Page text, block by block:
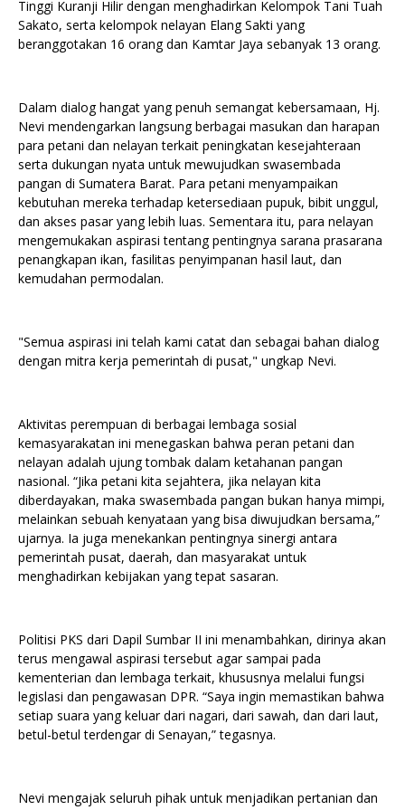
Tinggi Kuranji Hilir dengan menghadirkan Kelompok Tani Tuah
Sakato, serta kelompok nelayan Elang Sakti yang
beranggotakan 16 orang dan Kamtar Jaya sebanyak 13 orang.
Dalam dialog hangat yang penuh semangat kebersamaan, Hj.
Nevi mendengarkan langsung berbagai masukan dan harapan
para petani dan nelayan terkait peningkatan kesejahteraan
serta dukungan nyata untuk mewujudkan swasembada
pangan di Sumatera Barat. Para petani menyampaikan
kebutuhan mereka terhadap ketersediaan pupuk, bibit unggul,
dan akses pasar yang lebih luas. Sementara itu, para nelayan
mengemukakan aspirasi tentang pentingnya sarana prasarana
penangkapan ikan, fasilitas penyimpanan hasil laut, dan
kemudahan permodalan.
"Semua aspirasi ini telah kami catat dan sebagai bahan dialog
dengan mitra kerja pemerintah di pusat," ungkap Nevi.
Aktivitas perempuan di berbagai lembaga sosial
kemasyarakatan ini menegaskan bahwa peran petani dan
nelayan adalah ujung tombak dalam ketahanan pangan
nasional. “Jika petani kita sejahtera, jika nelayan kita
diberdayakan, maka swasembada pangan bukan hanya mimpi,
melainkan sebuah kenyataan yang bisa diwujudkan bersama,”
ujarnya. Ia juga menekankan pentingnya sinergi antara
pemerintah pusat, daerah, dan masyarakat untuk
menghadirkan kebijakan yang tepat sasaran.
Politisi PKS dari Dapil Sumbar II ini menambahkan, dirinya akan
terus mengawal aspirasi tersebut agar sampai pada
kementerian dan lembaga terkait, khususnya melalui fungsi
legislasi dan pengawasan DPR. “Saya ingin memastikan bahwa
setiap suara yang keluar dari nagari, dari sawah, dan dari laut,
betul-betul terdengar di Senayan,” tegasnya.
Nevi mengajak seluruh pihak untuk menjadikan pertanian dan